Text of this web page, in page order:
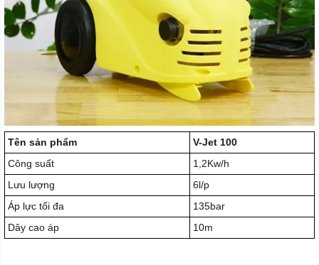
Tên sản phẩm
V-Jet 100
Công suất
1,2Kw/h
Lưu lượng
6l/p
Áp lực tối đa
135bar
Dây cao áp
10m